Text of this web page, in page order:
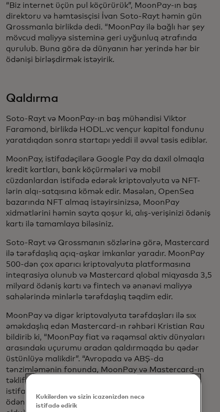
“Biz internet üçün pul köçürürük”, MoonPay-ın baş
direktoru və həmtəsisçisi İvan Soto-Rayt həmin gün
Qrossmanla birlikdə dedi. “MoonPay ilə bağlı hər şey
mövcud maliyyə sisteminə geri uyğunluq ətrafında
qurulub. Buna görə də dünyanın hər yerində hər bir
ödənişi birləşdirmək istəyirik.
Qaldırma
Soto-Rayt və MoonPay-ın baş mühəndisi Viktor
Faramond, birlikdə HODL.vc vençur kapital fondunu
yaratdıqdan sonra startapı yeddi il əvvəl təsis ediblər.
MoonPay, istifadəçilərə Google Pay da daxil olmaqla
kredit kartları, bank köçürmələri və mobil
cüzdanlardan istifadə edərək kriptovalyuta və NFT-
lərin alqı-satqısına kömək edir. Məsələn, OpenSea
bazarında NFT almaq istəyirsinizsə, MoonPay
xidmətlərini həmin sayta qoşur ki, alış-verişinizi ödəniş
kartı ilə tamamlaya biləsiniz.
Soto-Rayt və Qrossmanın sözlərinə görə, Mastercard
ilə tərəfdaşlıq açıq-aşkar imkanlar yaradır. MoonPay
500-dən çox aparıcı kriptovalyuta platformasına
inteqrasiya olunub və Mastercard qlobal miqyasda 3,5
milyard ödəniş kartı və fintech və ənənəvi maliyyə
sahələrində minlərlə tərəfdaşlıq təqdim edir.
MoonPay və digər kriptovalyuta tərəfdaşları ilə sıx
əməkdaşlıq edən Mastercard-ın rəhbəri Kristian Rau
bildirib ki, “MoonPay fiat və rəqəmsal aktiv dünyaları
arasındakı uçurumu aradan qaldırmaqda bu qədər
üstünlüyə malikdir”. “Avropada və ABŞ-da
tənzimləmənin fonunda, MoonPay və Mastercard-ın
təklif edə biləcəyi şeyləri birləşdirərək, cüzdan
istifadəçiləri üçün rampa-rampa istifadə halları və
ödənişlər ətrafında çoxlu dəyər əldə etməyin vaxtı
Kukilərdən və sizin icazənizdən necə
istifadə edirik